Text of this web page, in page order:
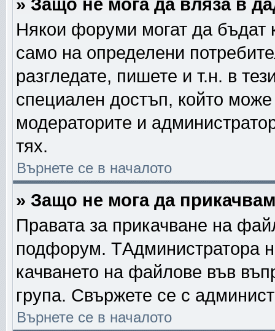
» Защо не мога да вляза в
Някои форуми могат да бъдат
само на определени
разгледате, пишете и т.н. в
специален достъп, който
модераторите и
тях.
Върнете се в началото
» Защо не мога да
Правата за прикачване на
подфорум. TАдминистратора
качването на файлове във
група. Свържете се с
Върнете се в началото